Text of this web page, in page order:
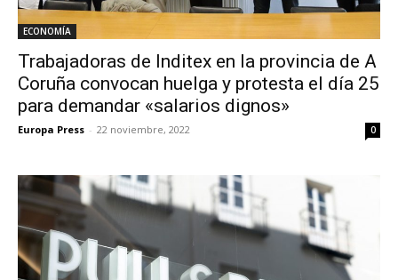
ECONOMÍA
Trabajadoras de Inditex en la provincia de A
Coruña convocan huelga y protesta el día 25
para demandar «salarios dignos»
Europa Press - 22 noviembre, 2022 0